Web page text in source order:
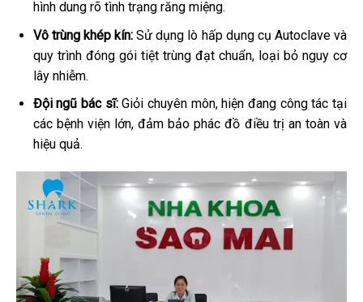
hình dung rõ tình trạng răng miệng.
Vô trùng khép kín: Sử dụng lò hấp dụng cụ Autoclave và
quy trình đóng gói tiệt trùng đạt chuẩn, loại bỏ nguy cơ
lây nhiễm.
Đội ngũ bác sĩ:Giỏi chuyên môn, hiện đang công tác tại
các bệnh viện lớn, đảm bảo phác đồ điều trị an toàn và
hiệu quả.